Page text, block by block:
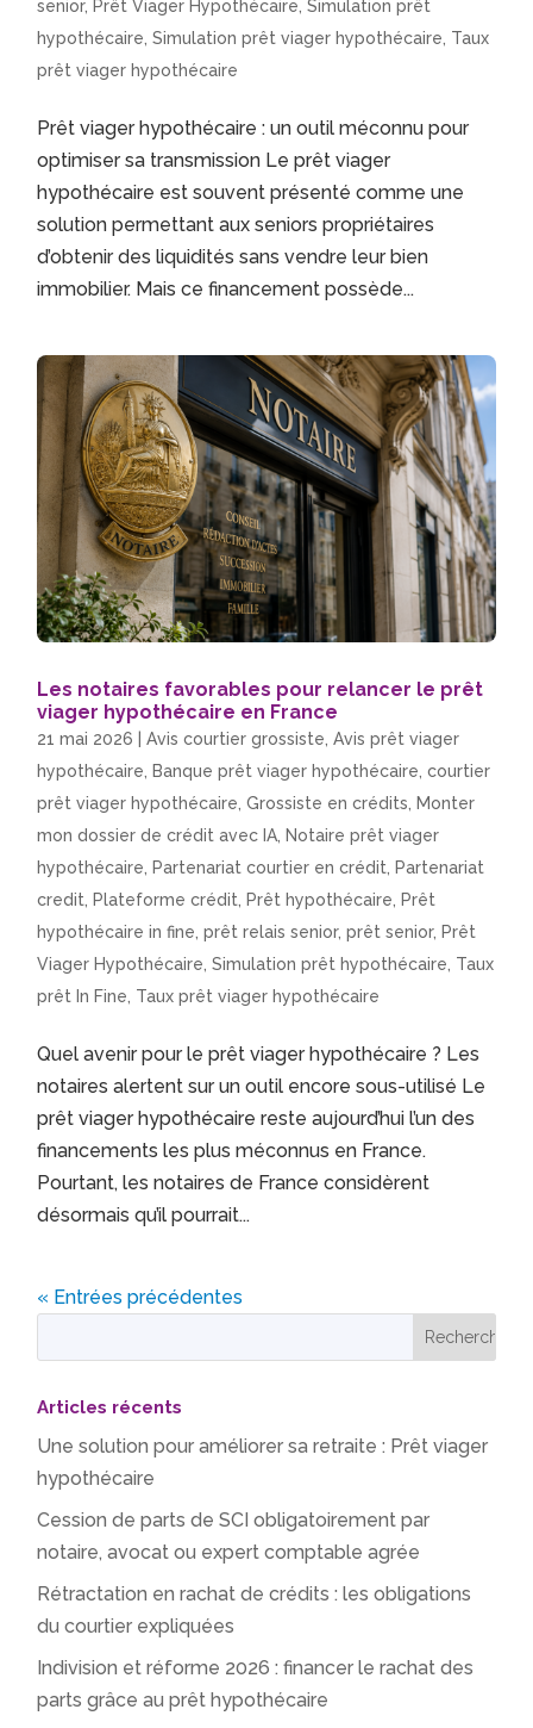
senior, Prêt Viager Hypothécaire ,Simulation prêt
hypothécaire ,Simulation prêt viager hypothécaire Taux
prêt viager hypothécaire
Prêt viager hypothécaire : un outil méconnu pour
optimiser sa transmission Le prêt viager
hypothécaire est souvent présenté comme une
solution permettant aux seniors propriétaires
d’obtenir des liquidités sans vendre leur bien
immobilier. Mais ce financement possède...
Les notaires favorables pour relancer le prêt
viager hypothécaire en France
21 mai 2026 |Avis courtier grossiste ,Avis prêt viager
hypothécaire
Banque prêt viager hypothécaire ,courtier
prêt viager hypothécaire ,Grossiste en crédits
Monter
mon dossier de crédit avec IA Notaire prêt viager
hypothécaire
Partenariat courtier en crédit
Partenariat
credit
Plateforme crédit Prêt hypothécaire
Prêt
hypothécaire in fine ,prêt relais senior,prêt senior, Prêt
Viager Hypothécaire ,Simulation prêt hypothécaire Taux
prêt In Fine Taux prêt viager hypothécaire
Quel avenir pour le prêt viager hypothécaire ? Les
notaires alertent sur un outil encore sous-utilisé Le
prêt viager hypothécaire reste aujourd’hui l’un des
financements les plus méconnus en France.
Pourtant, les notaires de France considèrent
désormais qu’il pourrait...
« Entrées précédentes
Articles récents
Une solution pour améliorer sa retraite : Prêt viager
hypothécaire
Cession de parts de SCI obligatoirement par
notaire, avocat ou expert comptable agrée
Rétractation en rachat de crédits : les obligations
du courtier expliquées
Indivision et réforme 2026 : financer le rachat des
parts grâce au prêt hypothécaire